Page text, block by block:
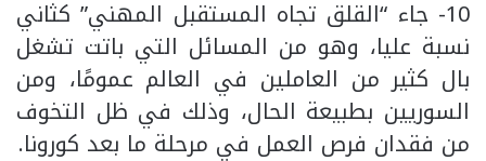
10- جاء “القلق تجاه المستقبل المهني” كثاني
نسبة عليا، وهو من المسائل التي باتت تشغل
بال كثير من العاملين في العالم عمومًا، ومن
السوريين بطبيعة الحال، وذلك في ظل التخوف
من فقدان فرص العمل في مرحلة ما بعد كورونا.